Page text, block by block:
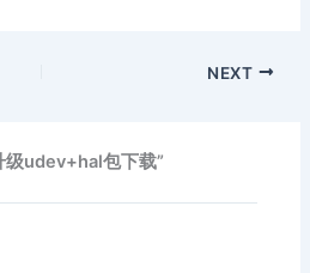
NEXT
udev+hal包下载”